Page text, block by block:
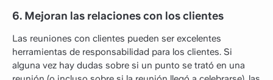
6. Mejoran las relaciones con los clientes
Las reuniones con clientes pueden ser excelentes
herramientas de responsabilidad para los clientes. Si
alguna vez hay dudas sobre si un punto se trató en una